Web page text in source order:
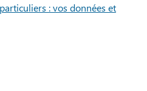
: vos données et